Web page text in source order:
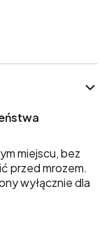
miejscu, bez
przed mrozem.
wyłącznie dla